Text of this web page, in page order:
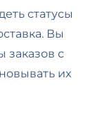
статусы
Вы
заказов с
их